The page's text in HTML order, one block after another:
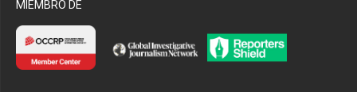
MIEMBRO DE